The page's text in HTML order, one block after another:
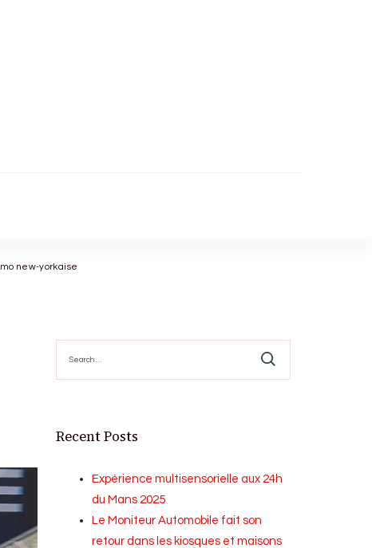
new-yorkaise
for:
Recent Posts
Expérience multisensorielle aux 24h
du Mans 2025
Le Moniteur Automobile fait son
retour dans les kiosques et maisons